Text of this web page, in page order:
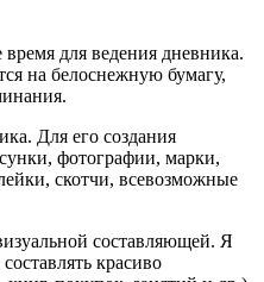
для ведения дневника.
на белоснежную бумагу,
Для его создания
фотографии, марки,
скотчи, всевозможные
составляющей. Я
красиво